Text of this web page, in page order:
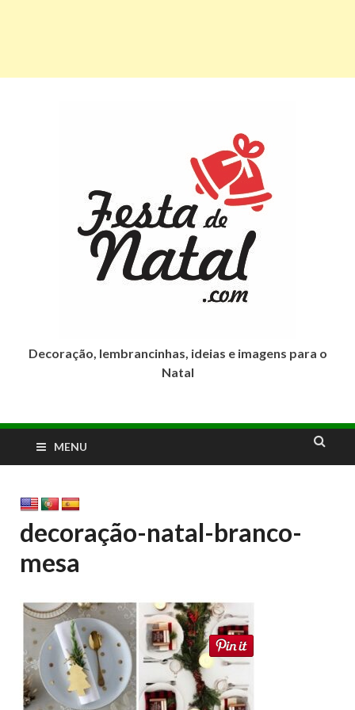
Decoração, lembrancinhas, ideias e imagens para o
Natal
MENU
decoração-natal-branco-
mesa